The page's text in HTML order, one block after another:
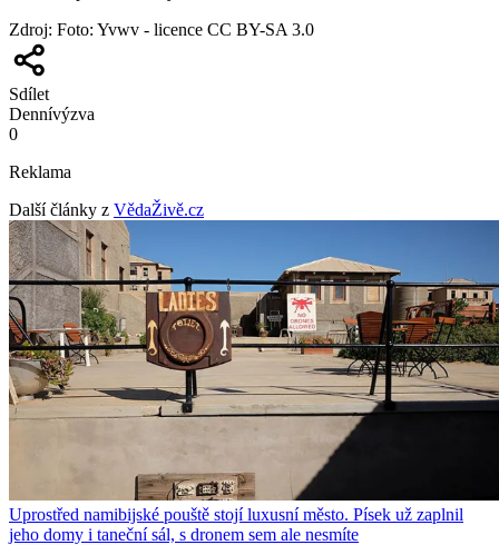
Zdroj: Foto: Yvwv - licence CC BY-SA 3.0
Sdílet
Dennívýzva
0
Reklama
Další články z VědaŽivě.cz
Uprostřed namibijské pouště stojí luxusní město. Písek už zaplnil
jeho domy i taneční sál, s dronem sem ale nesmíte